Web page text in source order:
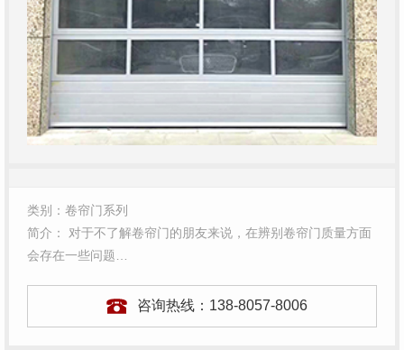
类别：卷帘门系列
简介： 对于不了解卷帘门的朋友来说，在辨别卷帘门质量方面
会存在一些问题…
咨询热线： 138-8057-8006